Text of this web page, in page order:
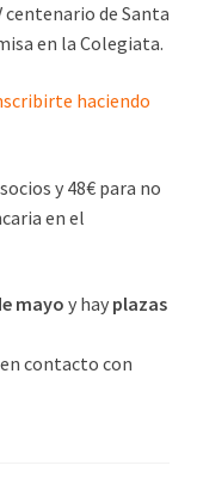
centenario de Santa
en la Colegiata.
haciendo
y 48€ para no
en el
mayoy hay plazas
contacto con